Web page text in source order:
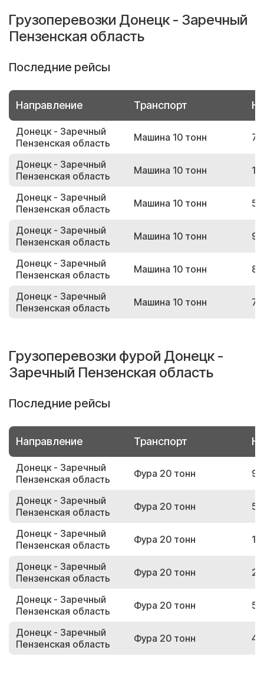
Грузоперевозки Донецк - Заречный
Пензенская область
Последние рейсы
Направление Транспорт
Донецк - Заречный
Пензенская область
Машина 10 тонн
Донецк - Заречный
Пензенская область
Машина 10 тонн
Донецк - Заречный
Пензенская область
Машина 10 тонн
Донецк - Заречный
Пензенская область
Машина 10 тонн
Донецк - Заречный
Пензенская область
Машина 10 тонн
Донецк - Заречный
Пензенская область
Машина 10 тонн
Грузоперевозки фурой Донецк -
Заречный Пензенская область
Последние рейсы
Направление Транспорт
Донецк - Заречный
Пензенская область
Фура 20 тонн
Донецк - Заречный
Пензенская область
Фура 20 тонн
Донецк - Заречный
Пензенская область
Фура 20 тонн
Донецк - Заречный
Пензенская область
Фура 20 тонн
Донецк - Заречный
Пензенская область
Фура 20 тонн
Донецк - Заречный
Пензенская область
Фура 20 тонн